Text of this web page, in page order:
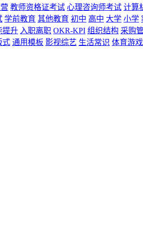
教师资格证考试 心理咨询师考试 计算
学前教育 其他教育 初中 高中 大学 小学
提升 入职离职 OKR-KPI 组织结构 采购
式 通用模板 影视综艺 生活常识 体育游戏